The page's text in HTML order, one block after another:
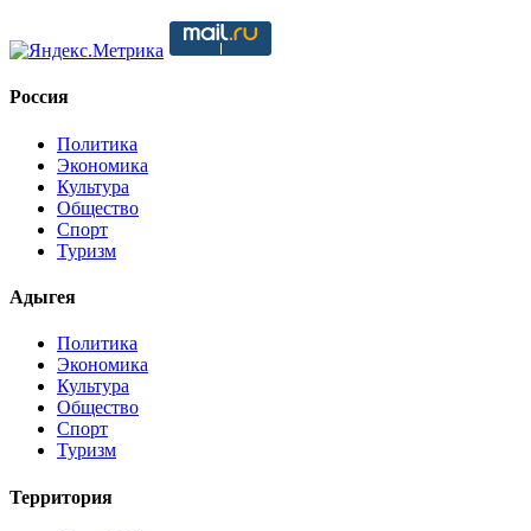
Россия
Политика
Экономика
Культура
Общество
Спорт
Туризм
Адыгея
Политика
Экономика
Культура
Общество
Спорт
Туризм
Территория